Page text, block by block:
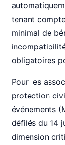
tenant
minimal de
obligatoires
Pour les
protection
événements
défilés du 14
dimension